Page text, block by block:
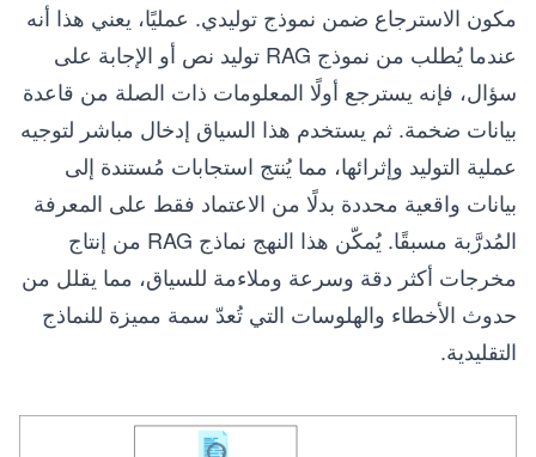
مكون الاسترجاع ضمن نموذج توليدي. عمليًا، يعني هذا أنه
عندما يُطلب من نموذج RAG توليد نص أو الإجابة على
سؤال، فإنه يسترجع أولًا المعلومات ذات الصلة من قاعدة
بيانات ضخمة. ثم يستخدم هذا السياق إدخال مباشر لتوجيه
عملية التوليد وإثرائها، مما يُنتج استجابات مُستندة إلى
بيانات واقعية محددة بدلًا من الاعتماد فقط على المعرفة
المُدرَّبة مسبقًا. يُمكّن هذا النهج نماذج RAG من إنتاج
مخرجات أكثر دقة وسرعة وملاءمة للسياق، مما يقلل من
حدوث الأخطاء والهلوسات التي تُعدّ سمة مميزة للنماذج
التقليدية.